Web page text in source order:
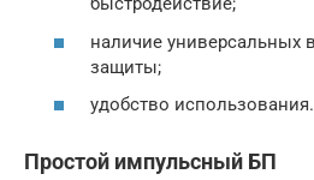
наличие универсальных
защиты;
удобство использования.
Простой импульсный БП